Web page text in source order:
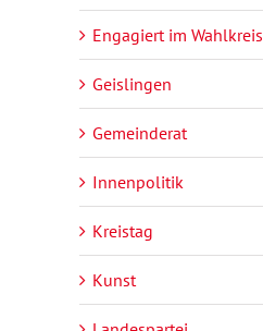
Engagiert im Wahlkreis
Geislingen
Gemeinderat
Innenpolitik
Kreistag
Kunst